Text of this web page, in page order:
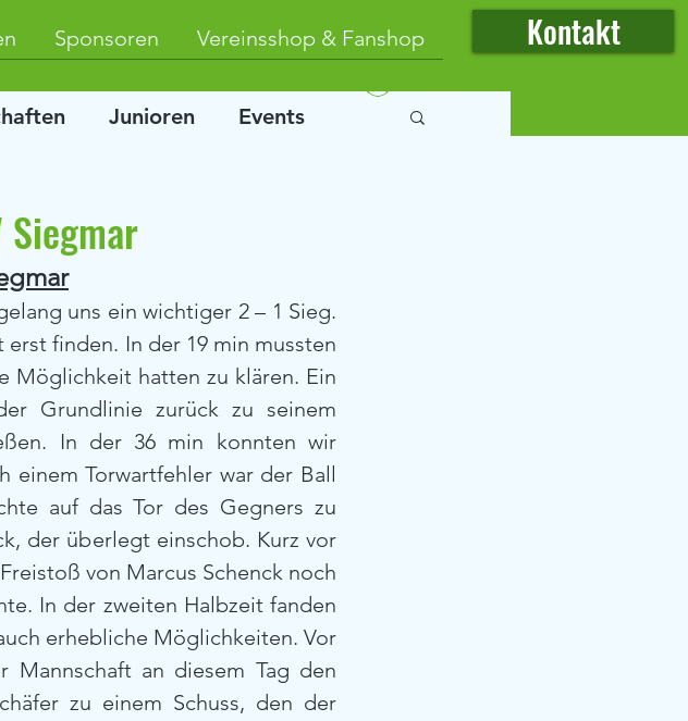
Sponsoren Vereinsshop & Fanshop Kontakt
Junioren Events
Siegmar
uns ein wichtiger 2 – 1 Sieg.
finden. In der 19 min mussten
Möglichkeit hatten zu klären. Ein
Grundlinie zurück zu seinem
In der 36 min konnten wir
einem Torwartfehler war der Ball
auf das Tor des Gegners zu
der überlegt einschob. Kurz vor
von Marcus Schenck noch
In der zweiten Halbzeit fanden
erhebliche Möglichkeiten. Vor
Mannschaft an diesem Tag den
zu einem Schuss, den der